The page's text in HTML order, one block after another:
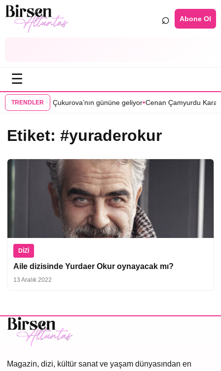
⌕ Abone Ol
☰
TRENDLER
Bir Zamanlar Çukurova’nın gününe geliyor•Cenan Çamyurdu
Etiket: #yuraderokur
DIZI
Aile dizisinde Yurdaer Okur oynayacak mı?
13 Aralık 2022
Magazin, dizi, kültür sanat ve yaşam dünyasından en